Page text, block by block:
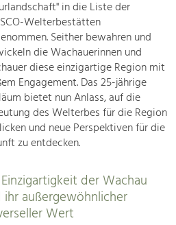
and
Added.
in die Liste der
Welterbestätten
Seither bewahren und
die Wachauerinnen und
diese einzigartige Region mit
Engagement. Das 25-jährige
bietet nun Anlass, auf die
des Welterbes für die Region
und neue Perspektiven für die
zu entdecken.
der Wachau
ihr außergewöhnlicher
Wert